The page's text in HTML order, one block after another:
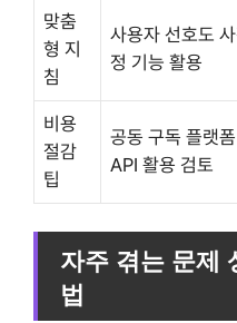
맞춤
형 지
침
사용자 선호도
정 기능 활용
비용
절감
팁
공동 구독 플랫
API 활용 검토
자주 겪는 문제
법